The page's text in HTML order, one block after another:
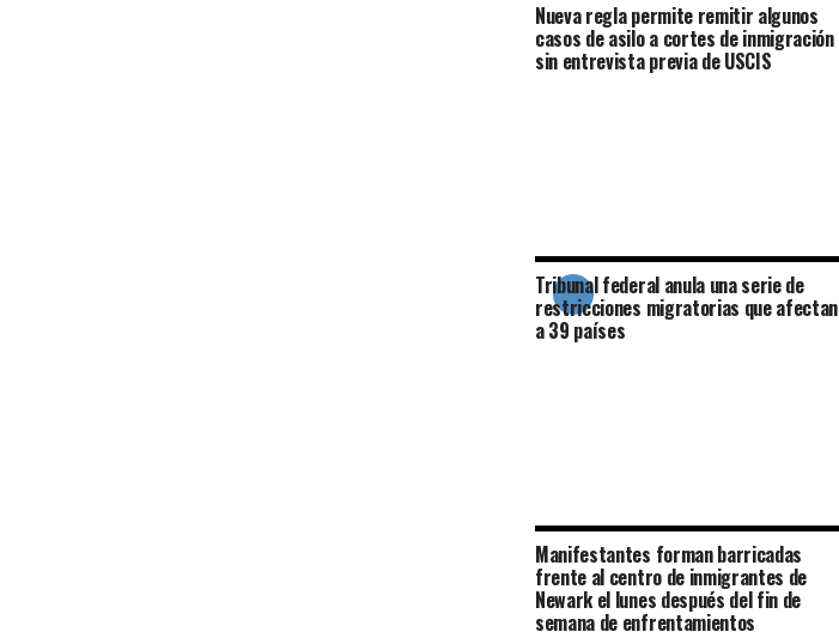
Nueva regla permite remitir algunos
casos de asilo a cortes de inmigración
sin entrevista previa de USCIS
Tribunal federal anula una serie de
restricciones migratorias que afectan
a 39 países
Manifestantes forman barricadas
frente al centro de inmigrantes de
Newark el lunes después del fin de
semana de enfrentamientos